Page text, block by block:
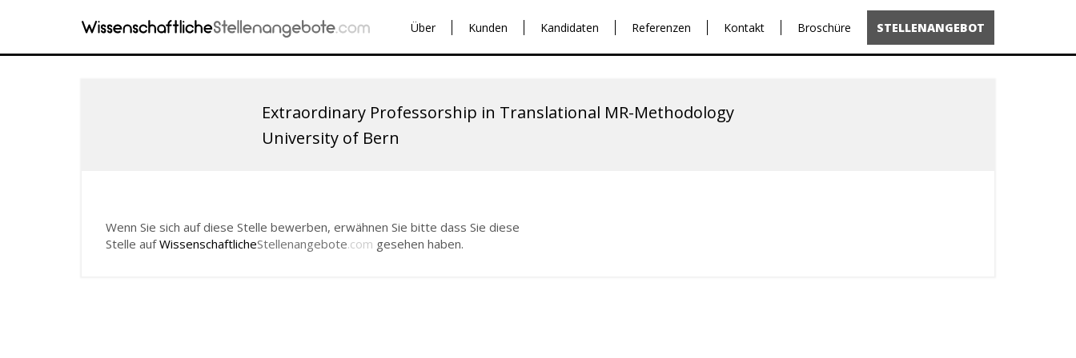
Über Kunden Kandidaten Referenzen Kontakt Broschüre STELLENANGEBOT
Extraordinary Professorship in Translational MR-Methodology
University of Bern
Wenn Sie sich auf diese Stelle bewerben, erwähnen Sie bitte dass Sie diese
Stelle aufWissenschaftlicheStellenangebote.com gesehen haben.